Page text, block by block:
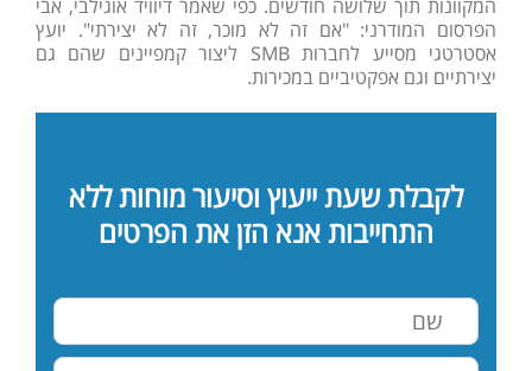
המקוונות תוך שלושה חודשים. כפי שאמר דיוויד אוגילבי, אבי
הפרסום המודרני: "אם זה לא מוכר, זה לא יצירתי". יועץ
אסטרטגי מסייע לחברות SMB ליצור קמפיינים שהם גם
יצירתיים וגם אפקטיביים במכירות.
לקבלת שעת ייעוץ וסיעור מוחות ללא
התחייבות אנא הזן את הפרטים